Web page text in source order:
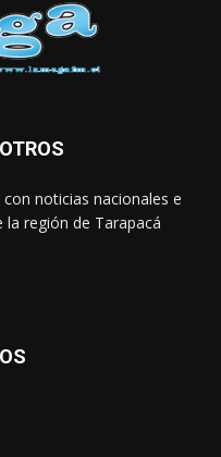
noticias nacionales e
región de Tarapacá